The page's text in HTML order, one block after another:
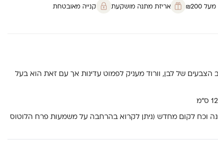
₪200 אריזת מתנה מושקעת קנייה מאובטחת
הצבעים של לבן, וורוד מעניק לפמוט עדינות אך עם זאת הוא בעל
וכח לקום מחדש (ניתן לקרוא בהרחבה על משמעות פרח הלוטוס